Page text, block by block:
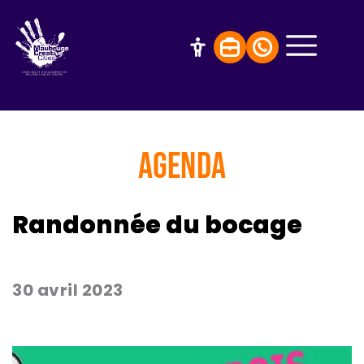
AGENDA
Randonnée du bocage
30 avril 2023